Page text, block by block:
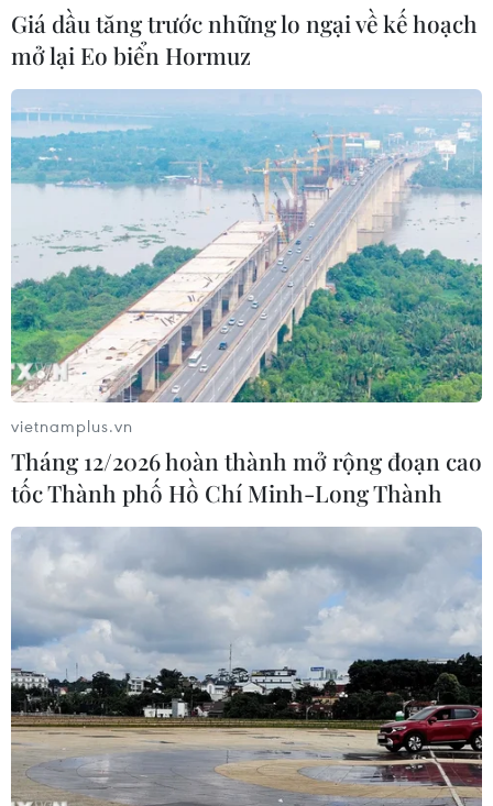
Giá dầu tăng trước những lo ngại về kế hoạch
mở lại Eo biển Hormuz
vietnamplus.vn
Tháng 12/2026 hoàn thành mở rộng đoạn cao
tốc Thành phố Hồ Chí Minh-Long Thành